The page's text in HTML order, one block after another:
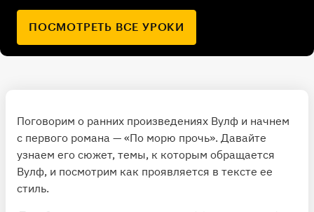
ПОСМОТРЕТЬ ВСЕ УРОКИ
Поговорим о ранних произведениях Вулф и начнем
с первого романа — «По морю прочь». Давайте
узнаем его сюжет, темы, к которым обращается
Вулф, и посмотрим как проявляется в тексте ее
стиль.